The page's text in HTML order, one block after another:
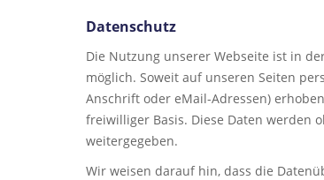
Datenschutz
Die Nutzung unserer Webseite ist in
möglich. Soweit auf unseren Seiten
Anschrift oder eMail-Adressen)
freiwilliger Basis. Diese Daten werden
weitergegeben.
Wir weisen darauf hin, dass die